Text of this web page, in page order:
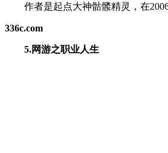
作者是起点大神骷髅精灵，在2006
336c.com
5.网游之职业人生